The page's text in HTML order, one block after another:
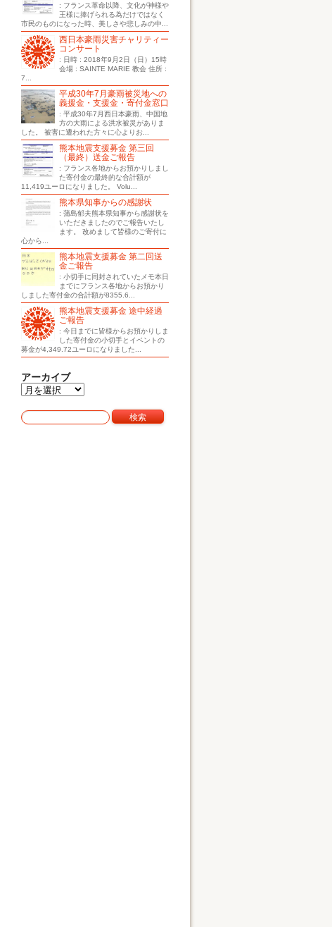
: フランス革命以降、文化が神様や
王様に捧げられる為だけではなく
市民のものになった時、美しさや悲しみの中...
西日本豪雨災害チャリティー
コンサート
: 日時 : 2018年9月2日（日）15時
会場 : SAINTE MARIE 教会 住所 :
7...
平成30年7月豪雨被災地への
義援金・支援金・寄付金窓口
: 平成30年7月西日本豪雨、中国地
方の大雨による洪水被災がありま
した。 被害に遭われた方々に心よりお...
熊本地震支援募金 第三回
（最終）送金ご報告
: フランス各地からお預かりしまし
た寄付金の最終的な合計額が
11,419ユーロになりました。 Volu...
熊本県知事からの感謝状
: 蒲島郁夫熊本県知事から感謝状を
いただきましたのでご報告いたし
ます。 改めまして皆様のご寄付に
心から...
熊本地震支援募金 第二回送
金ご報告
: 小切手に同封されていたメモ本日
までにフランス各地からお預かり
しました寄付金の合計額が8355.6...
熊本地震支援募金 途中経過
ご報告
: 今日までに皆様からお預かりしま
した寄付金の小切手とイベントの
募金が4,349.72ユーロになりました...
アーカイブ